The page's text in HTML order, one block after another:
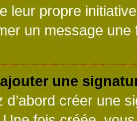
leur propre
un message une
une
d’abord créer une